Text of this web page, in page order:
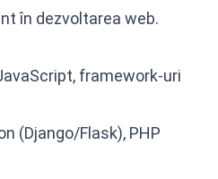
în dezvoltarea web.
framework-uri
(Django/Flask), PHP